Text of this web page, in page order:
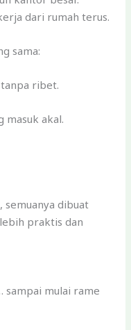
dari rumah terus.
sama:
ribet.
masuk akal.
semuanya dibuat
praktis dan
sampai mulai rame